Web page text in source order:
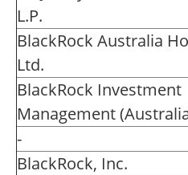
L.P.
BlackRock Australia
Ltd.
BlackRock Investment
Management
-
BlackRock, Inc.